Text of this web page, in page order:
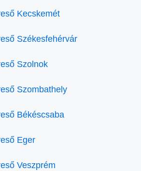
Kecskemét
Székesfehérvár
Szolnok
Szombathely
Békéscsaba
Eger
Veszprém